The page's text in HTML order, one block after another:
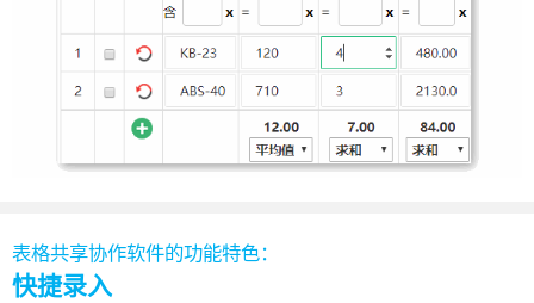
表格共享协作软件的功能特色：
快捷录入